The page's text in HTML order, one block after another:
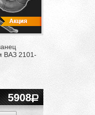
ВАЗ 2101-
5908